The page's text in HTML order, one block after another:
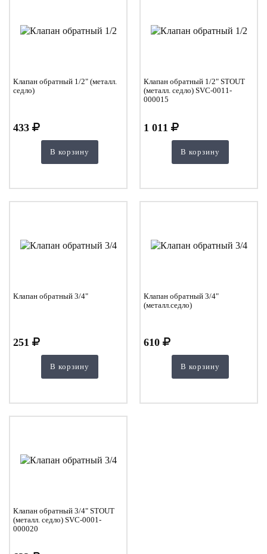
Клапан обратный 1/2" (металл.
седло)
433
В корзину
Клапан обратный 1/2" STOUT
(металл. седло) SVC-0011-
000015
1 011
В корзину
Клапан обратный 3/4"
251
В корзину
Клапан обратный 3/4"
(металл.седло)
610
В корзину
Клапан обратный 3/4" STOUT
(металл. седло) SVC-0001-
000020